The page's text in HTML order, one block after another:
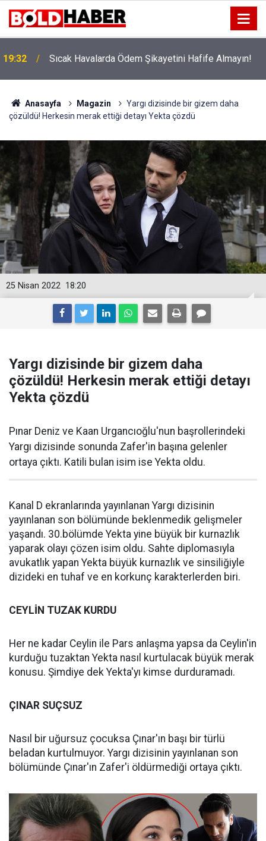
19:32 Sıcak Havalarda Ödem Şikayetini Hafife Almayın!
Anasayfa Magazin
Yargı dizisinde bir gizem daha
çözüldü! Herkesin merak ettiği detayı Yekta çözdü
18:20
25 Nisan 2022
Yargı dizisinde bir gizem daha
çözüldü! Herkesin merak ettiği detayı
Yekta çözdü
Pınar Deniz ve Kaan Urgancıoğlu'nun başrollerindeki
Yargı dizisinde sonunda Zafer'in başına gelenler
ortaya çıktı. Katili bulan isim ise Yekta oldu.
Kanal D ekranlarında yayınlanan Yargı dizisinin
yayınlanan son bölümünde beklenmedik gelişmeler
yaşandı. 30.bölümde Yekta yine büyük bir kurnazlık
yaparak olayı çözen isim oldu. Sahte diplomasıyla
avukatlık yapan Yekta büyük kurnazlık ve sinsiliğiyle
dizideki en tuhaf ve en korkunç karakterlerden biri.
CEYLİN TUZAK KURDU
Her ne kadar Ceylin ile Pars anlaşma yapsa da Ceylin'in
kurduğu tuzaktan Yekta nasıl kurtulacak büyük merak
konusu. Şimdiye dek Yekta'yı kimse durduramadı.
ÇINAR SUÇSUZ
Nasıl bir uğursuz çocuksa Çınar'ın başı bir türlü
beladan kurtulmuyor. Yargı dizisinin yayınlanan son
bölümünde Çınar'ın Zafer'i öldürmediği ortaya çıktı.